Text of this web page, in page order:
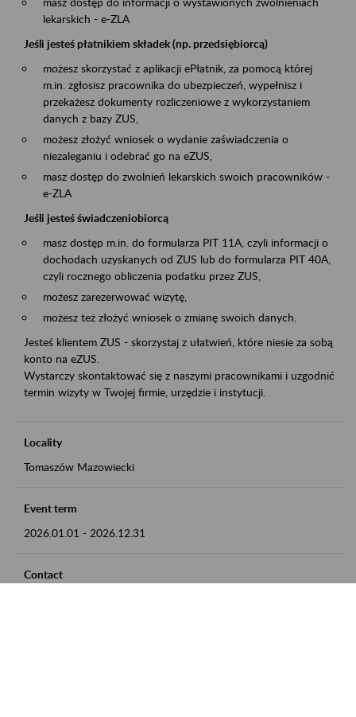
lekarskich - e-ZLA
Jeśli jesteś płatnikiem składek (np. przedsiębiorcą)
możesz skorzystać z aplikacji ePłatnik, za pomocą której
m.in. zgłosisz pracownika do ubezpieczeń, wypełnisz i
przekażesz dokumenty rozliczeniowe z wykorzystaniem
danych z bazy ZUS,
możesz złożyć wniosek o wydanie zaświadczenia o
niezaleganiu i odebrać go na eZUS,
masz dostęp do zwolnień lekarskich swoich pracowników -
e-ZLA
Jeśli jesteś świadczeniobiorcą
masz dostęp m.in. do formularza PIT 11A, czyli informacji o
dochodach uzyskanych od ZUS lub do formularza PIT 40A,
czyli rocznego obliczenia podatku przez ZUS,
możesz zarezerwować wizytę,
możesz też złożyć wniosek o zmianę swoich danych.
Jesteś klientem ZUS - skorzystaj z ułatwień, które niesie za sobą
konto na eZUS.
Wystarczy skontaktować się z naszymi pracownikami i uzgodnić
termin wizyty w Twojej firmie, urzędzie i instytucji.
Locality
Tomaszów Mazowiecki
Event term
2026.01.01 - 2026.12.31
Contact